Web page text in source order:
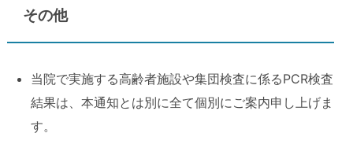
その他
当院で実施する高齢者施設や集団検査に係るPCR検査
結果は、本通知とは別に全て個別にご案内申し上げま
す。